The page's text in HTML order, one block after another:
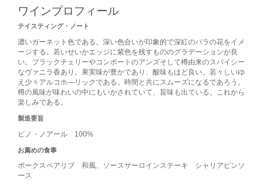
ワインプロフィール
テイスティング・ノート
濃いガーネット色である。深い色合いが印象的で深紅のバラの花をイメ
ージする。若いせいかエッジに紫色を残すもののグラデーションが良
い。ブラックチェリーやコンポートのアンズそして樽由来のスパイシー
なヴァニラ香あり。果実味が豊かであり、酸味もほど良い。若々しいゆ
え少々アルコホ―リックである。時間と共にスムーズになるであろう。
樽の風味が味わいの中にもいかされていて、旨味も出ている。これから
楽しみである。
製造要旨
ピノ・ノアール 100%
お薦めの食事
ポークスペアリブ 和風、ソースサーロインステーキ シャリアピンソ
ース